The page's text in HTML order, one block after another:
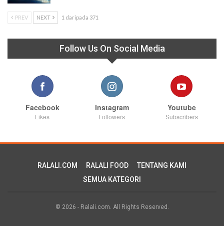
PREV NEXT 1 daripada 371
Follow Us On Social Media
Facebook
Likes
Instagram
Followers
Youtube
Subscribers
RALALI.COM RALALI FOOD
TENTANG KAMI
SEMUA KATEGORI
© 2026 - Ralali.com. All Rights Reserved.